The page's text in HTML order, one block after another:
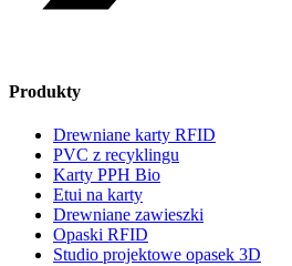
Produkty
Drewniane karty RFID
PVC z recyklingu
Karty PPH Bio
Etui na karty
Drewniane zawieszki
Opaski RFID
Studio projektowe opasek 3D